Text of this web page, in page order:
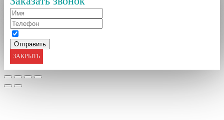
ЗАКРЫТЬ